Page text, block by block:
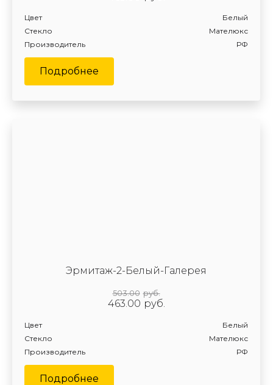
Цвет Белый
Производитель РФ
Стекло Мателюкс
Подробнее
Эрмитаж-2-Белый-Галерея
руб.
503.00
руб.
463.00
Цвет Белый
Производитель РФ
Стекло Мателюкс
Подробнее